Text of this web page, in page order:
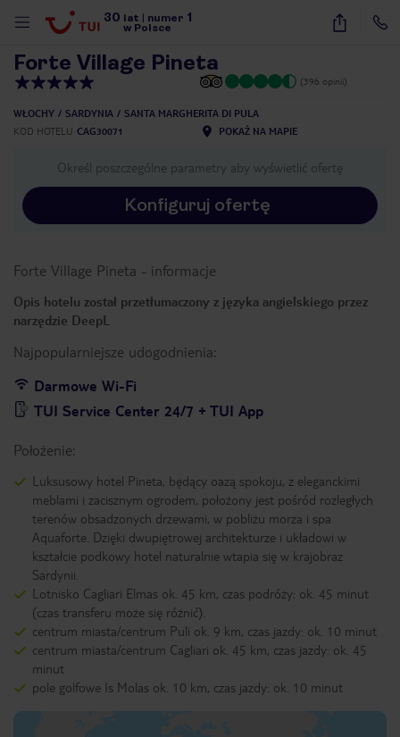
30 lat numer 1
w Polsce
10
Forte Village Pineta
(396 opinii)
WŁOCHY SARDYNIA
SANTA MARGHERITA DI PULA
KOD HOTELU CAG30071 POKAŻ NA MAPIE
Określ poszczególne parametry aby wyświetlić ofertę
Konfiguruj ofertę
Forte Village Pineta - informacje
Opis hotelu został przetłumaczony z języka angielskiego przez
narzędzie DeepL
Najpopularniejsze udogodnienia:
Darmowe Wi-Fi
TUI Service Center 24/7 + TUI App
Położenie:
Luksusowy hotel Pineta, będący oazą spokoju, z eleganckimi
meblami i zacisznym ogrodem, położony jest pośród rozległych
terenów obsadzonych drzewami, w pobliżu morza i spa
Aquaforte. Dzięki dwupiętrowej architekturze i układowi w
kształcie podkowy hotel naturalnie wtapia się w krajobraz
Sardynii.
Lotnisko Cagliari Elmas ok. 45 km, czas podróży: ok. 45 minut
(czas transferu może się różnić).
centrum miasta/centrum Puli ok. 9 km, czas jazdy: ok. 10 minut
centrum miasta/centrum Cagliari ok. 45 km, czas jazdy: ok. 45
minut
pole golfowe Is Molas ok. 10 km, czas jazdy: ok. 10 minut